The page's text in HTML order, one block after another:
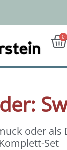
0
oder als
Komplett-Set